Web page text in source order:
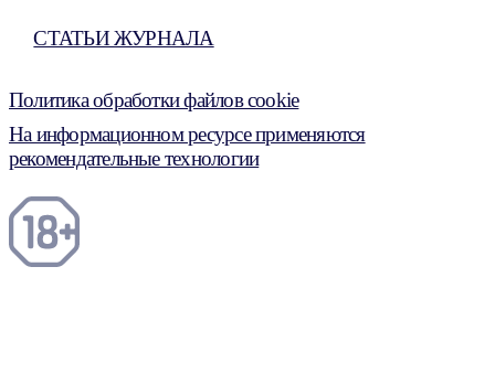
СТАТЬИ ЖУРНАЛА
Политика обработки файлов cookie
На информационном ресурсе применяются
рекомендательные технологии